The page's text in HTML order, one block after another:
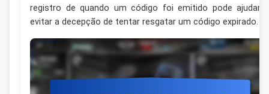
registro de quando um código foi emitido pode ajudar
evitar a decepção de tentar resgatar um código expirado.